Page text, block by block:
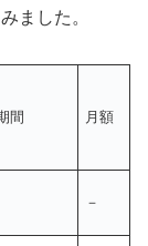
ました。
間
月額
－